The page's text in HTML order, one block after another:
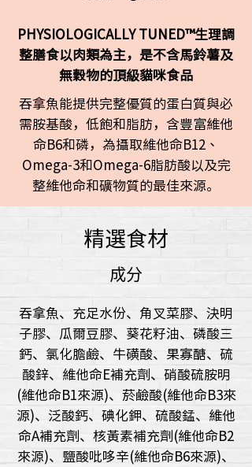
PHYSIOLOGICALLY TUNED™生理調
整膳食以肉類為主，是不含馬鈴薯及
無穀物的頂級貓咪食品
吞拿魚能提供完整優質的蛋白質與必
需胺基酸，低飽和脂肪，含豐富維他
命B6和磷，為攝取維他命B12、
Omega-3和Omega-6脂肪酸以及完
整維他命和礦物質的最佳來源。
精選食材
成分
吞拿魚、充足水份、角叉菜膠、決明
子膠、瓜爾豆膠、葵花籽油、磷酸三
鈣、氯化膽鹼、牛磺酸、果寡醣、硫
酸鋅、維他命E補充劑、硝酸硫胺明
(維他命B1來源)、菸鹼酸(維他命B3來
源)、泛酸鈣、碘化鉀、硫酸錳、維他
命A補充劑、核黃素補充劑(維他命B2
來源)、鹽酸吡哆辛(維他命B6來源)、